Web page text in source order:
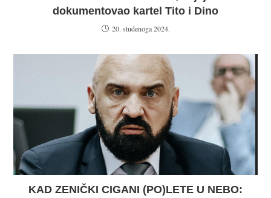
dokumentovao kartel Tito i Dino
20. studenoga 2024.
KAD ZENIČKI CIGANI (PO)LETE U NEBO: